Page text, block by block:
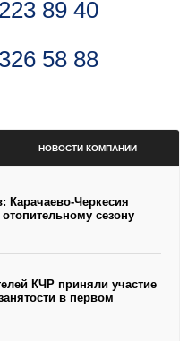
89 40
58 88
НОВОСТИ КОМПАНИИ
Карачаево-Черкесия
сезону
КЧР приняли участие
в первом